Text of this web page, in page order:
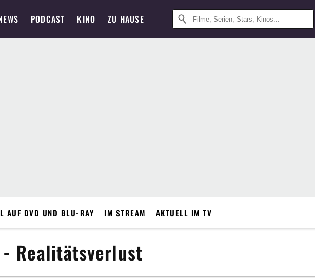
PODCAST KINO ZU HAUSE
AUF DVD UND BLU-RAY IM STREAM AKTUELL IM TV
Realitätsverlust